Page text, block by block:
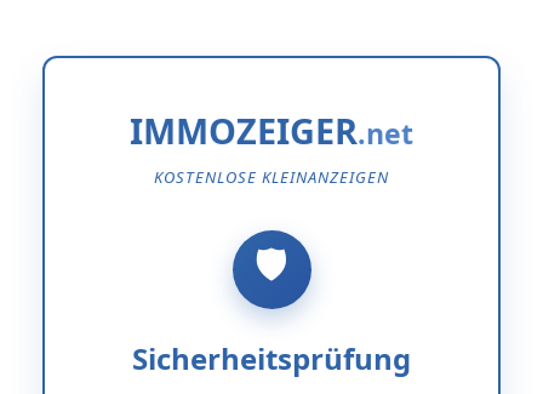
IMMOZEIGER
KOSTENLOSE KLEINANZEIGEN
Sicherheitsprüfung